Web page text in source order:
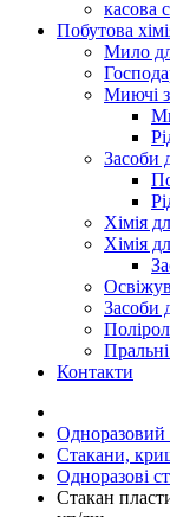
касова
Побутова
Мило
Миючі
Засоби
Хімія
Хімія
Засоби
Контакти
Одноразовий
Стакани,
Одноразові
Стакан